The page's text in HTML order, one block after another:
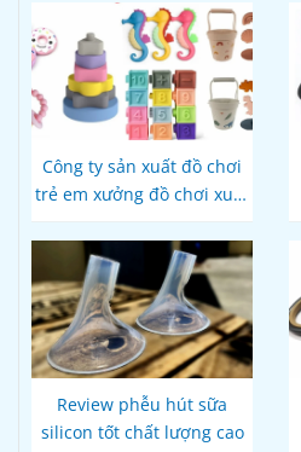
Công ty sản xuất đồ chơi
trẻ em xưởng đồ chơi xuất
Review phễu hút sữa
silicon tốt chất lượng cao